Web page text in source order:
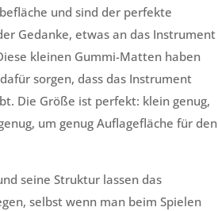
und sind der perfekte
Gedanke, etwas an das Instrument
kleinen Gummi-Matten haben
sorgen, dass das Instrument
Die Größe ist perfekt: klein genug,
um genug Auflagefläche für den
seine Struktur lassen das
selbst wenn man beim Spielen